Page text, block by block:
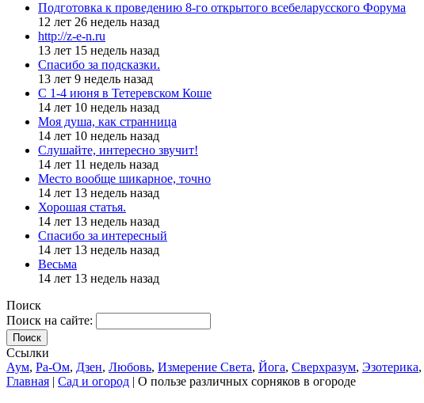
Подготовка к проведению 8-го открытого всебеларусского Форума
12 лет 26 недель назад
http://z-e-n.ru
13 лет 15 недель назад
Спасибо за подсказки.
13 лет 9 недель назад
С 1-4 июня в Тетеревском Коше
14 лет 10 недель назад
Моя душа, как странница
14 лет 10 недель назад
Слушайте, интересно звучит!
14 лет 11 недель назад
Место вообще шикарное, точно
14 лет 13 недель назад
Хорошая статья.
14 лет 13 недель назад
Спасибо за интересный
14 лет 13 недель назад
Весьма
14 лет 13 недель назад
Поиск
Поиск на сайте:
Поиск
Ссылки
Аум, Ра-Ом, Дзен, Любовь, Измерение Света, Йога, Сверхразум, Эзотерика,
Главная | Сад и огород | О пользе различных сорняков в огороде